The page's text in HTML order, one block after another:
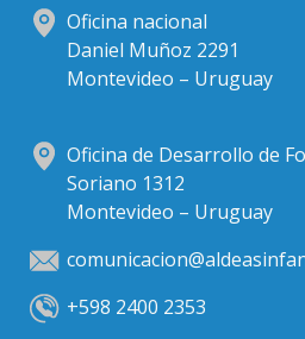
Oficina nacional
Daniel Muñoz 2291
Montevideo – Uruguay
Oficina de Desarrollo de
Soriano 1312
Montevideo – Uruguay
+598 2400 2353